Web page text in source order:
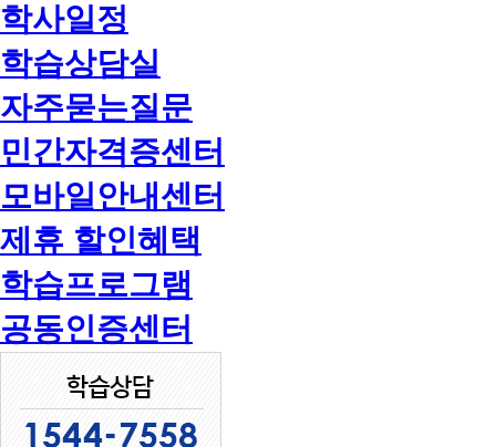
학사일정
학습상담실
자주묻는질문
민간자격증센터
모바일안내센터
제휴 할인혜택
학습프로그램
공동인증센터